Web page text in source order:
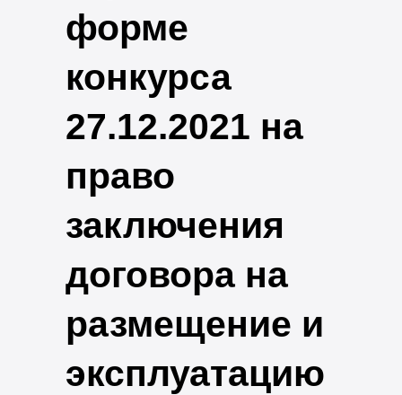
форме
конкурса
27.12.2021 на
право
заключения
договора на
размещение и
эксплуатацию